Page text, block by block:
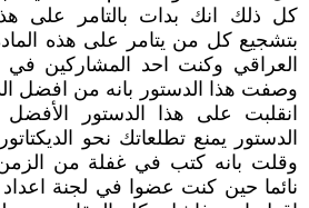
كل ذلك انك بدات بالتامر على
بتشجيع كل من يتامر على هذه
العراقي وكنت احد المشاركين في
وصفت هذا الدستور بانه من افضل
انقلبت على هذا الدستور
الدستور يمنع تطلعاتك نحو
وقلت بانه كتب في غفلة من
نائما حين كنت عضوا في لجنة